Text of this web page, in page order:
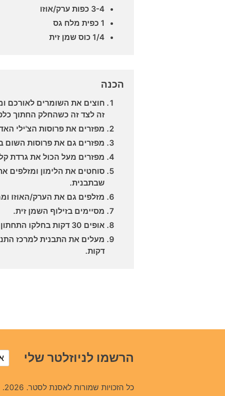
3-4 כפות ערק/אוזו
1 כפית מלח גס
1/4 כוס שמן זית
הכנה
חוצים את השומרים לאורכם
זה לצד זה כשהחלק החתוך
מפזרים את פרוסות הצ'ילי
מפזרים גם את פרוסות השום
מפזרים מעל הכול את גרדת
סוחטים את הלימון ומזלפים
שבתבנית.
מזלפים גם את הערק/האוזו
מסיימים בזילוף השמן זית.
אופים 30 דקות בחלקו התחתון של תנור שחומם ל-200°.
דקות.
הרשמו לניוזלטר שלי
כל הזכויות שמורות לאסנת לסטר. 2026.